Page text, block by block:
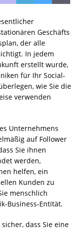
Geschäfts
der alle
In jedem
erstellt wurde,
für Ihr Social-
wie Sie die
verwenden
Unternehmens
auf Follower
Sie ihnen
werden,
helfen, ein
Kunden zu
menschlich
Business-Entität.
dass Sie eine